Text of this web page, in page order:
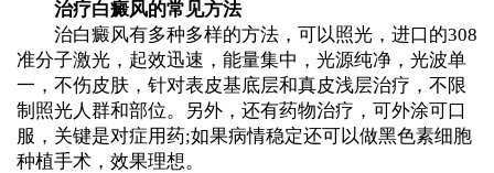
治疗白癜风的常见方法
治白癜风有多种多样的方法，可以照光，进口的308
准分子激光，起效迅速，能量集中，光源纯净，光波单
一，不伤皮肤，针对表皮基底层和真皮浅层治疗，不限
制照光人群和部位。另外，还有药物治疗，可外涂可口
服，关键是对症用药;如果病情稳定还可以做黑色素细胞
种植手术，效果理想。